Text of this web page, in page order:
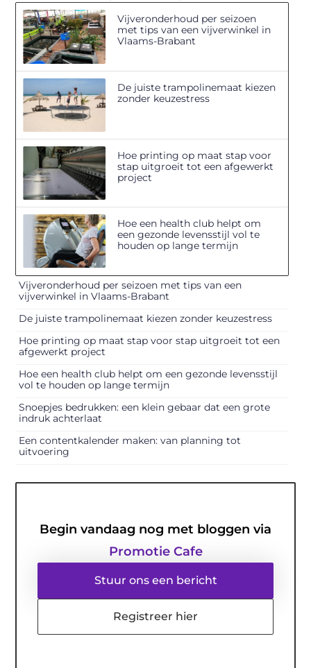
Vijveronderhoud per seizoen
met tips van een vijverwinkel in
Vlaams-Brabant
De juiste trampolinemaat kiezen
zonder keuzestress
Hoe printing op maat stap voor
stap uitgroeit tot een afgewerkt
project
Hoe een health club helpt om
een gezonde levensstijl vol te
houden op lange termijn
Vijveronderhoud per seizoen met tips van een
vijverwinkel in Vlaams-Brabant
De juiste trampolinemaat kiezen zonder keuzestress
Hoe printing op maat stap voor stap uitgroeit tot een
afgewerkt project
Hoe een health club helpt om een gezonde levensstijl
vol te houden op lange termijn
Snoepjes bedrukken: een klein gebaar dat een grote
indruk achterlaat
Een contentkalender maken: van planning tot
uitvoering
Begin vandaag nog met bloggen via
Promotie Cafe
Stuur ons een bericht
Registreer hier